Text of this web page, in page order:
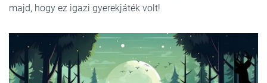
majd, hogy ez igazi gyerekjáték volt!